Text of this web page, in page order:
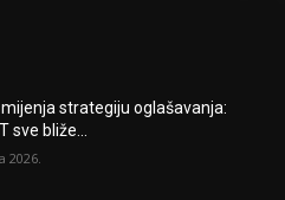
strategiju oglašavanja:
sve bliže...
2026.